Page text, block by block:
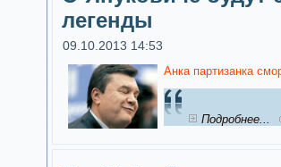
легенды
09.10.2013 14:53
Анка партизанка
Подробнее...